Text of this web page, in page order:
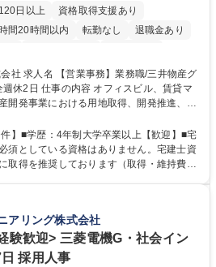
日以上
資格取得支援あり
間20時間以内 転勤なし
退職金あり
寮・社宅あり
井物産グ
スビル、賃貸マ
開発事業における用地取得、開発推進、賃
等を行う営業部門において事務業務を担当
支払業務（各種費用支払、支払管理、請
スター申請対応）・予算作成及び予実管
。 募集職種 【営業事務】
業時間10H/完全週休2日
】■学歴：4年制大学卒業以上【歓迎】■宅
須としている資格はありません。宅建士資
取得を推奨しております（取得・維持費用
ジを厭わず、粘り強く業務に取り組める
関係を構築でき、期限を意識したスケジュ
に他部署（営業部門、コーポレート部門）
。 学歴・資格 学歴：大学
アリング株式会社
験歓迎> 三菱電機G・社会イン
採用人事